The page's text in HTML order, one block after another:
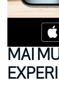
MAI